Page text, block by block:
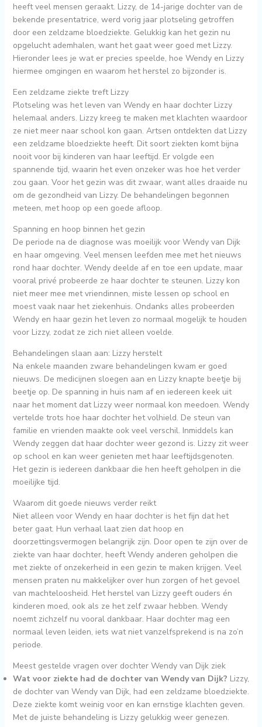
heeft veel mensen geraakt. Lizzy, de 14-jarige dochter van de
bekende presentatrice, werd vorig jaar plotseling getroffen
door een zeldzame bloedziekte. Gelukkig kan het gezin nu
opgelucht ademhalen, want het gaat weer goed met Lizzy.
Hieronder lees je wat er precies speelde, hoe Wendy en Lizzy
hiermee omgingen en waarom het herstel zo bijzonder is.
Een zeldzame ziekte treft Lizzy
Plotseling was het leven van Wendy en haar dochter Lizzy
helemaal anders. Lizzy kreeg te maken met klachten waardoor
ze niet meer naar school kon gaan. Artsen ontdekten dat Lizzy
een zeldzame bloedziekte heeft. Dit soort ziekten komt bijna
nooit voor bij kinderen van haar leeftijd. Er volgde een
spannende tijd, waarin het even onzeker was hoe het verder
zou gaan. Voor het gezin was dit zwaar, want alles draaide nu
om de gezondheid van Lizzy. De behandelingen begonnen
meteen, met hoop op een goede afloop.
Spanning en hoop binnen het gezin
De periode na de diagnose was moeilijk voor Wendy van Dijk
en haar omgeving. Veel mensen leefden mee met het nieuws
rond haar dochter. Wendy deelde af en toe een update, maar
vooral privé probeerde ze haar dochter te steunen. Lizzy kon
niet meer mee met vriendinnen, miste lessen op school en
moest vaak naar het ziekenhuis. Ondanks alles probeerden
Wendy en haar gezin het leven zo normaal mogelijk te houden
voor Lizzy, zodat ze zich niet alleen voelde.
Behandelingen slaan aan: Lizzy herstelt
Na enkele maanden zware behandelingen kwam er goed
nieuws. De medicijnen sloegen aan en Lizzy knapte beetje bij
beetje op. De spanning in huis nam af en iedereen keek uit
naar het moment dat Lizzy weer normaal kon meedoen. Wendy
vertelde trots hoe haar dochter het volhield. De steun van
familie en vrienden maakte ook veel verschil. Inmiddels kan
Wendy zeggen dat haar dochter weer gezond is. Lizzy zit weer
op school en kan weer genieten met haar leeftijdsgenoten.
Het gezin is iedereen dankbaar die hen heeft geholpen in die
moeilijke tijd.
Waarom dit goede nieuws verder reikt
Niet alleen voor Wendy en haar dochter is het fijn dat het
beter gaat. Hun verhaal laat zien dat hoop en
doorzettingsvermogen belangrijk zijn. Door open te zijn over de
ziekte van haar dochter, heeft Wendy anderen geholpen die
met ziekte of onzekerheid in een gezin te maken krijgen. Veel
mensen praten nu makkelijker over hun zorgen of het gevoel
van machteloosheid. Het herstel van Lizzy geeft ouders én
kinderen moed, ook als ze het zelf zwaar hebben. Wendy
noemt zichzelf nu vooral dankbaar. Haar dochter mag een
normaal leven leiden, iets wat niet vanzelfsprekend is na zo’n
periode.
Meest gestelde vragen over dochter Wendy van Dijk ziek
Wat voor ziekte had de dochter van Wendy van Dijk? Lizzy,
de dochter van Wendy van Dijk, had een zeldzame bloedziekte.
Deze ziekte komt weinig voor en kan ernstige klachten geven.
Met de juiste behandeling is Lizzy gelukkig weer genezen.